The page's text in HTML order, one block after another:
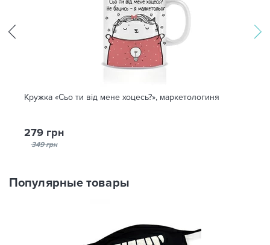
Кружка «Сьо ти від мене хоцесь?», маркетологиня
279 грн
349 грн
Популярные товары